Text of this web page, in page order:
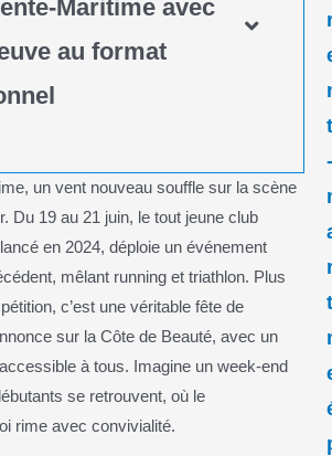
Maritime avec
au format
un vent nouveau souffle sur la scène
Du 19 au 21 juin, le tout jeune club
en 2024, déploie un événement
mêlant running et triathlon. Plus
c’est une véritable fête de
sur la Côte de Beauté, avec un
à tous. Imagine un week-end
se retrouvent, où le
rime avec convivialité.